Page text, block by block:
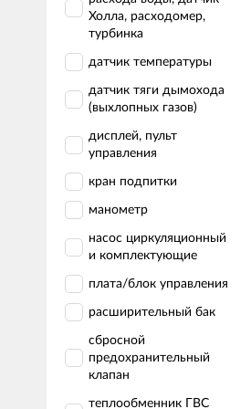
Холла, расходомер,
турбинка
датчик температуры
датчик тяги дымохода
(выхлопных газов)
дисплей, пульт
управления
кран подпитки
манометр
насос циркуляционный
и комплектующие
плата/блок управления
расширительный бак
сбросной
предохранительный
клапан
теплообменник ГВС